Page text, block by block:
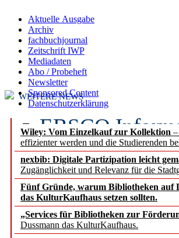
Aktuelle Ausgabe
Archiv
fachbuchjournal
Zeitschrift IWP
Mediadaten
Abo / Probeheft
Newsletter
Sponsored Content
Datenschutzerklärung
Wiley: Vom Einzelkauf zur Kollektion
effizienter werden und die Studierenden
nexbib: Digitale Partizipation leicht
Zugänglichkeit und Relevanz für die
Fünf Gründe, warum Bibliotheken auf
das KulturKaufhaus setzen sollten.
„Services für Bibliotheken zur
Dussmann das KulturKaufhaus.
WEITERE NEWS
EBSCO
Sorbisches
Geschichte